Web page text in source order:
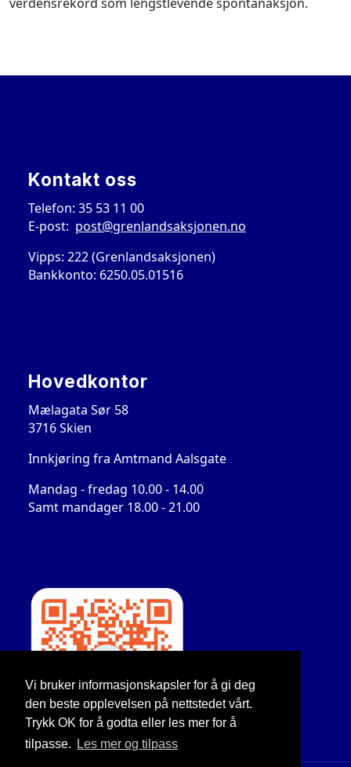
Vi bruker informasjonskapsler for å gi deg
den beste opplevelsen på nettstedet vårt.
Trykk OK for å godta eller les mer for å
tilpasse.
Les mer og tilpass
Kontakt oss
Telefon: 35 53 11 00
E-post: post@grenlandsaksjonen.no
Vipps: 222 (Grenlandsaksjonen)
Bankkonto: 6250.05.01516
Hovedkontor
Mælagata Sør 58
3716 Skien
Innkjøring fra Amtmand Aalsgate
Mandag - fredag 10.00 - 14.00
Samt mandager 18.00 - 21.00